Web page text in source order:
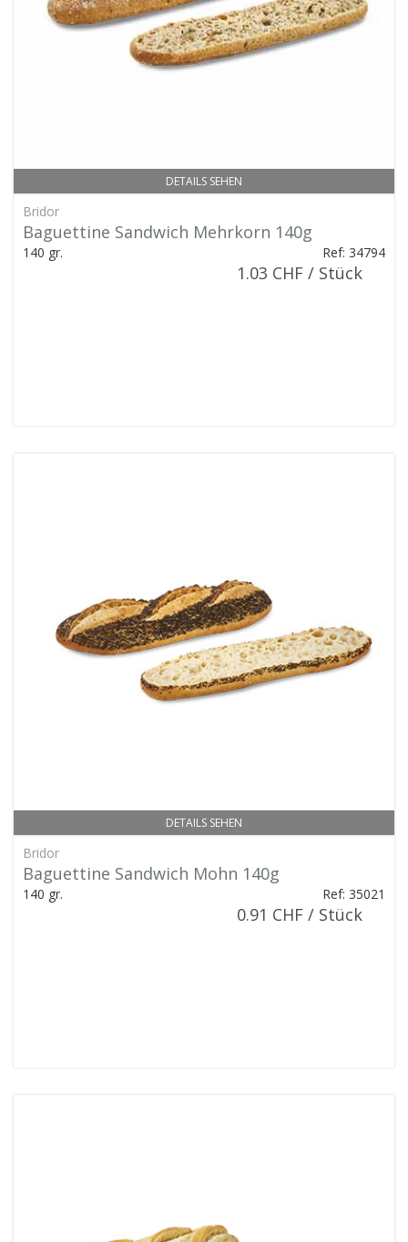
DETAILS SEHEN
Bridor
Baguettine Sandwich Mehrkorn 140g
140 gr. Ref: 34794
1.03 CHF / Stück
DETAILS SEHEN
Bridor
Baguettine Sandwich Mohn 140g
140 gr. Ref: 35021
0.91 CHF / Stück